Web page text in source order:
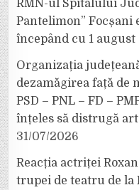
RMN-ul Spitalului
Pantelimon”
începând cu 1 august
Organizația
dezamăgirea față de
PSD – PNL – FD –
înțeles să distrugă
31/07/2026
Reacția actriței
trupei de teatru de la